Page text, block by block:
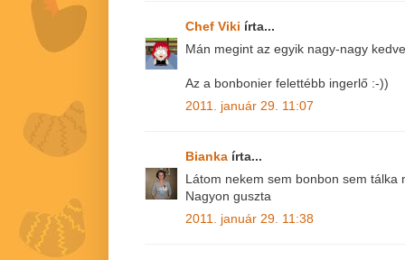
Chef Viki írta...
Mán megint az egyik nagy-nagy
Az a bonbonier felettébb ingerlő :-))
2011. január 29. 11:07
Bianka írta...
Látom nekem sem bonbon sem tálka
Nagyon guszta
2011. január 29. 11:38